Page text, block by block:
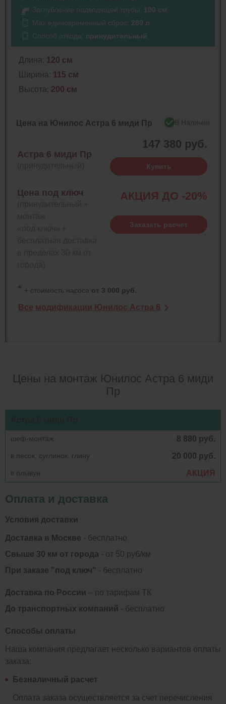
Заглубление подводящей трубы: 100 см
Max единовременный сброс: 280 л
Способ отвода: принудительный
Длина: 120 см
Ширина: 115 см
Высота: 200 см
Цена на Юнилос Астра 6 миди Пр В Наличии
Астра 6 миди Пр
147 380 руб.
Купить
Цена под ключ АКЦИЯ ДО -20%
Заказать расчет
* + стоимость насоса от 3 000 руб.
Все модификации Юнилос Астра 6
Цены на монтаж Юнилос Астра 6 миди
Пр
шеф-монтаж 8 880 руб.
в песок, суглинок, глину 20 000 руб.
в плывун АКЦИЯ
Оплата и доставка
Условия доставки
Доставка в Москве - бесплатно
Свыше 30 км от города - от 50 руб/км
При заказе "под ключ" - бесплатно
Доставка по России – по тарифам ТК
До транспортных компаний - бесплатно
Способы оплаты
Наша компания предлагает несколько вариантов оплаты
заказа:
Безналичный расчет
Оплата заказа осуществляется за счет перечисления